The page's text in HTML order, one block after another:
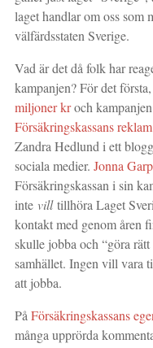
laget handlar om oss som
välfärdsstaten Sverige.
Vad är det då folk har
kampanjen? För det
miljoner kroch
Försäkringskassans
Zandra Hedlund i ett
sociala medier. Jonna
Försäkringskassan i sin
inte villtillhöra Laget
kontakt med genom åren
skulle jobba och “göra
samhället. Ingen vill vara
att jobba.
PåFörsäkringskassans
många upprörda